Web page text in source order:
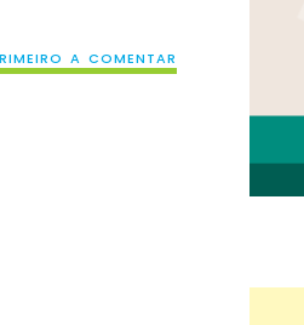
A COMENTAR